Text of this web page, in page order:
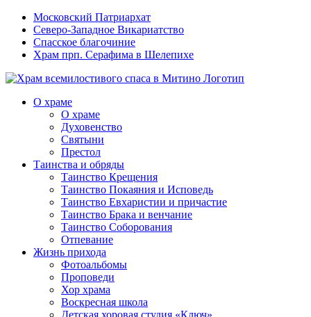
Московский Патриархат
Северо-Западное Викариатство
Спасское благочиние
Храм прп. Серафима в Шелепихе
О храме
О храме
Духовенство
Святыни
Престол
Таинства и обряды
Таинство Крещения
Таинство Покаяния и Исповедь
Таинство Евхаристии и причастие
Таинство Брака и венчание
Таинство Соборования
Отпевание
Жизнь прихода
Фотоальбомы
Проповеди
Хор храма
Воскресная школа
Детская хоровая студия «Ключ»